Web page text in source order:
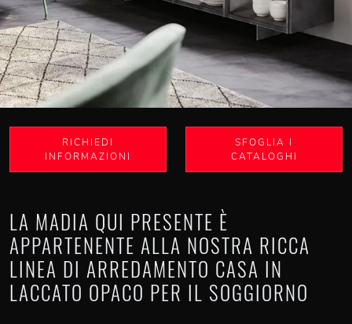
RICHIEDI
INFORMAZIONI
SFOGLIA I
CATALOGHI
LA MADIA QUI PRESENTE È
APPARTENENTE ALLA NOSTRA RICCA
LINEA DI ARREDAMENTO CASA IN
LACCATO OPACO PER IL SOGGIORNO